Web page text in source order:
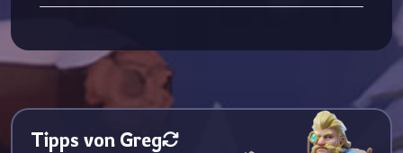
Tipps von Greg